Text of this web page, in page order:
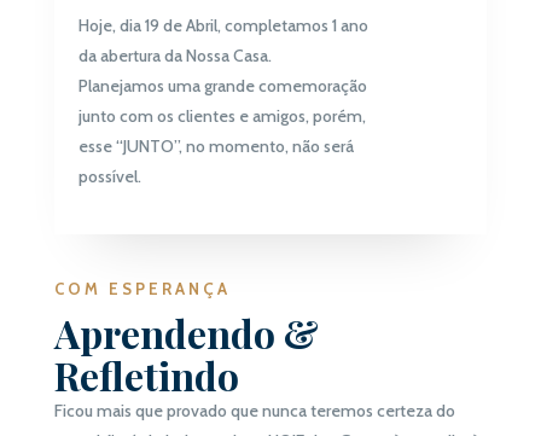
Hoje, dia 19 de Abril, completamos 1 ano
da abertura da Nossa Casa.
Planejamos uma grande comemoração
junto com os clientes e amigos, porém,
esse “JUNTO”, no momento, não será
possível.
COM ESPERANÇA
Aprendendo &
Refletindo
Ficou mais que provado que nunca teremos certeza do